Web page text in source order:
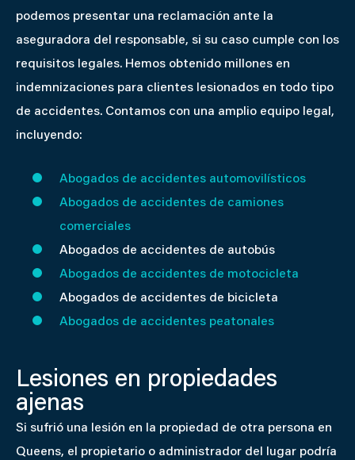
podemos presentar una reclamación ante la
aseguradora del responsable, si su caso cumple con los
requisitos legales. Hemos obtenido millones en
indemnizaciones para clientes lesionados en todo tipo
de accidentes. Contamos con una amplio equipo legal,
incluyendo:
Abogados de accidentes automovilísticos
Abogados de accidentes de camiones
comerciales
Abogados de accidentes de autobús
Abogados de accidentes de motocicleta
Abogados de accidentes de bicicleta
Abogados de accidentes peatonales
Lesiones en propiedades
ajenas
Si sufrió una lesión en la propiedad de otra persona en
Queens, el propietario o administrador del lugar podría